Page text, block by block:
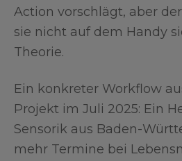
Action vorschlägt, aber
sie nicht auf dem Handy
Theorie.
Ein konkreter Workflow
Projekt im Juli 2025: Ein
Sensorik aus Baden-
mehr Termine bei